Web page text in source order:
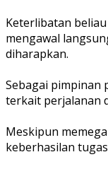
‎Keterlibatan
mengawal
diharapkan.
‎Sebagai pimpinan
terkait perjalanan
‎Meskipun
keberhasilan